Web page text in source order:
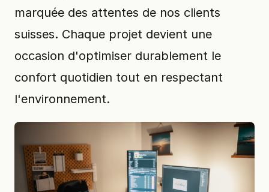
marquée des attentes de nos clients
suisses. Chaque projet devient une
occasion d'optimiser durablement le
confort quotidien tout en respectant
l'environnement.